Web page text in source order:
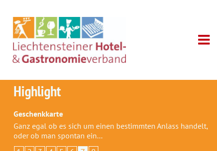
Highlight
Geschenkkarte
Ganz egal ob es sich um einen bestimmten Anlass handelt,
oder ob man spontan ein…